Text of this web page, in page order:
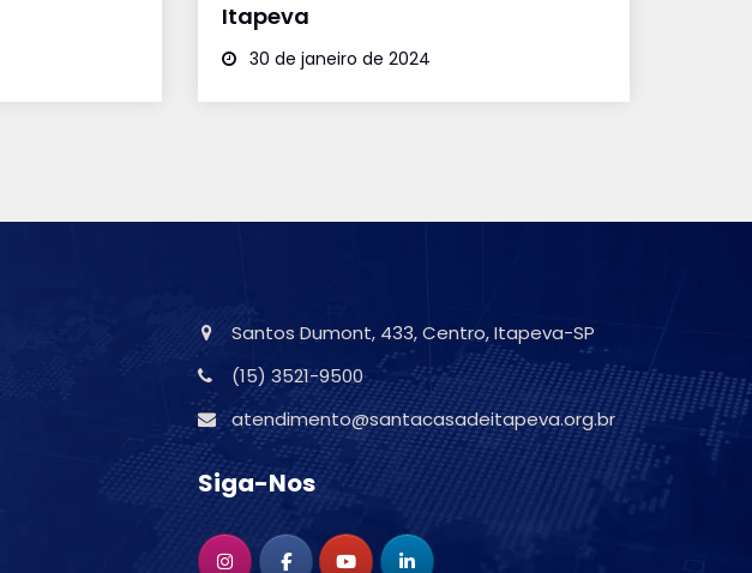
Itapeva
30 de janeiro de 2024
Santos Dumont, 433, Centro, Itapeva-SP
(15) 3521-9500
atendimento@santacasadeitapeva.org.br
Siga-Nos